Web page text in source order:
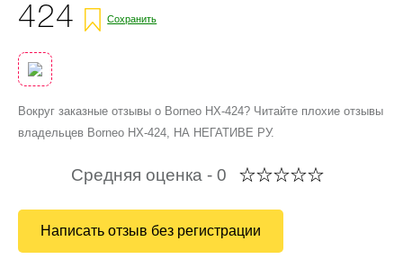
424
Сохранить
Вокруг заказные отзывы о Borneo HX-424? Читайте плохие отзывы
владельцев Borneo HX-424, НА НЕГАТИВЕ РУ.
Средняя оценка - 0
Написать отзыв без регистрации